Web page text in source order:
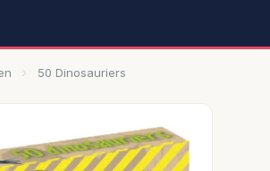
50 Dinosauriers